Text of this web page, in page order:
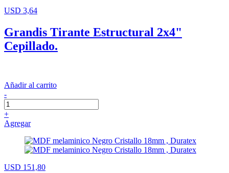
USD 3,64
Grandis Tirante Estructural 2x4"
Cepillado.
Añadir al carrito
-
+
Agregar
USD 151,80